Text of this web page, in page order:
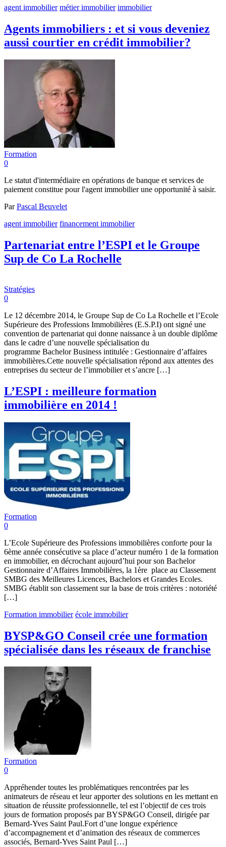
agent immobilier métier immobilier immobilier
Agents immobiliers : et si vous deveniez
aussi courtier en crédit immobilier?
Formation
0
Le statut d'intermédiaire en opérations de banque et services de
paiement constitue pour l'agent immobilier une opportunité à saisir.
ParPascal Beuvelet
agent immobilier financement immobilier
Partenariat entre l’ESPI et le Groupe
Sup de Co La Rochelle
Stratégies
0
Le 12 décembre 2014, le Groupe Sup de Co La Rochelle et l’Ecole
Supérieure des Professions Immobilières (E.S.P.I) ont signé une
convention de partenariat qui donne naissance à un double diplôme
dans le cadre d’une nouvelle spécialisation du
programme Bachelor Business intitulée : Gestionnaire d’affaires
immobilières.Cette nouvelle spécialisation répond aux attentes des
entreprises du secteur de l’immobilier et s’ancre […]
L’ESPI : meilleure formation
immobilière en 2014 !
Formation
0
L’Ecole Supérieure des Professions immobilières conforte pour la
6ème année consécutive sa place d’acteur numéro 1 de la formation
en immobilier, en décrochant aujourd’hui pour son Bachelor
Gestionnaire d’Affaires Immobilières, la 1ère place au Classement
SMBG des Meilleures Licences, Bachelors et Grandes Ecoles.
SMBG établit son classement sur la base de trois critères : notoriété
[…]
Formation immobilier école immobilier
BYSP&GO Conseil crée une formation
spécialisée dans les réseaux de franchise
Formation
0
Appréhender toutes les problématiques rencontrées par les
animateurs de réseau et leur apporter des solutions en les mettant en
situation de réussite professionnelle, tel est l’objectif de ces trois
jours de formation proposés par BYSP&GO Conseil, dirigée par
Bernard-Yves Saint Paul.Fort d’une longue expérience
d’accompagnement et d’animation des réseaux de commerces
associés, Bernard-Yves Saint Paul […]